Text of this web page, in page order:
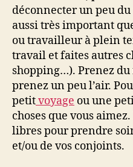
déconnecter un peu
aussi très important
ou travailleur à plein
travail et faites autres
shopping…). Prenez du
prenez un peu l’air.
petitvoyage ou une
choses que vous
libres pour prendre
et/ou de vos conjoints.